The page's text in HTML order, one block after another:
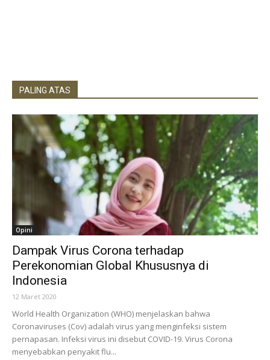
PALING ATAS
Opini
Dampak Virus Corona terhadap
Perekonomian Global Khususnya di
Indonesia
12 Maret 2020
World Health Organization (WHO) menjelaskan bahwa
Coronaviruses (Cov) adalah virus yang menginfeksi sistem
pernapasan. Infeksi virus ini disebut COVID-19. Virus Corona
menyebabkan penyakit flu...